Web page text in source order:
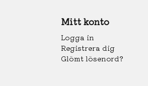
Mitt konto
Logga in
Registrera dig
Glömt lösenord?